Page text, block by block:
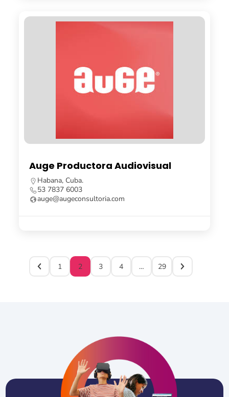
Auge Productora Audiovisual
Habana, Cuba.
53 7837 6003
auge@augeconsultoria.com
1 2 3 4 … 29